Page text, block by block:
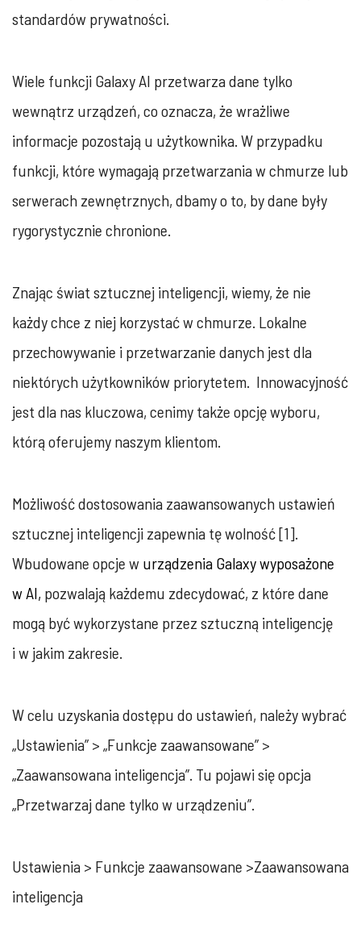
standardów prywatności.
Wiele funkcji Galaxy AI przetwarza dane tylko
wewnątrz urządzeń, co oznacza, że wrażliwe
informacje pozostają u użytkownika. W przypadku
funkcji, które wymagają przetwarzania w chmurze lub
serwerach zewnętrznych, dbamy o to, by dane były
rygorystycznie chronione.
Znając świat sztucznej inteligencji, wiemy, że nie
każdy chce z niej korzystać w chmurze. Lokalne
przechowywanie i przetwarzanie danych jest dla
niektórych użytkowników priorytetem. Innowacyjność
jest dla nas kluczowa, cenimy także opcję wyboru,
którą oferujemy naszym klientom.
Możliwość dostosowania zaawansowanych ustawień
sztucznej inteligencji zapewnia tę wolność [1].
Wbudowane opcje w urządzenia Galaxy wyposażone
w AI, pozwalają każdemu zdecydować, z które dane
mogą być wykorzystane przez sztuczną inteligencję
i w jakim zakresie.
W celu uzyskania dostępu do ustawień, należy wybrać
„Ustawienia” > „Funkcje zaawansowane” >
„Zaawansowana inteligencja”. Tu pojawi się opcja
„Przetwarzaj dane tylko w urządzeniu”.
Ustawienia > Funkcje zaawansowane >Zaawansowana
inteligencja